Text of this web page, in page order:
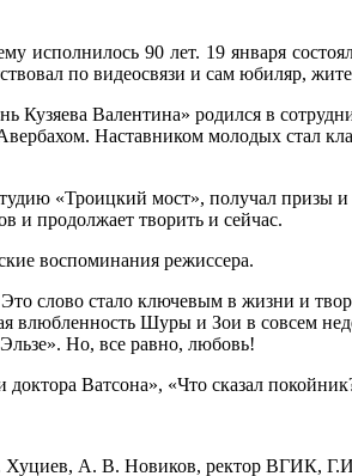
90 лет. 19 января
по видеосвязи и сам юбиляр,
Валентина» родился в
Наставником молодых стал
«Троицкий мост», получал призы
и продолжает творить и сейчас.
воспоминания режиссера.
слово стало ключевым в жизни и
влюбленность Шуры и Зои в совсем
Но, все равно, любовь!
Ватсона», «Что сказал
Хуциев, А. В. Новиков, ректор ВГИК,